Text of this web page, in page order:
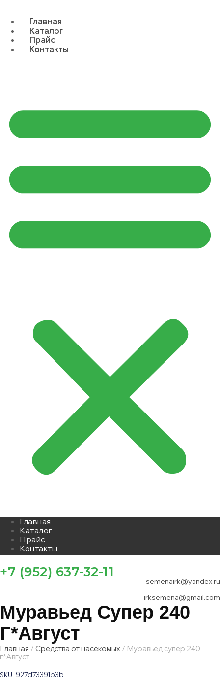
Главная
Каталог
Прайс
Контакты
Главная
Каталог
Прайс
Контакты
+7 (952) 637-32-11
semenairk@yandex.ru
irksemena@gmail.com
Муравьед Супер 240
Г*Август
Главная / Средства от насекомых / Муравьед супер 240
г*Август
SKU: 927d73391b3b